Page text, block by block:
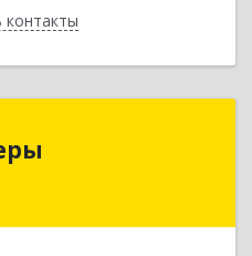
контакты
г, Крымская ул,